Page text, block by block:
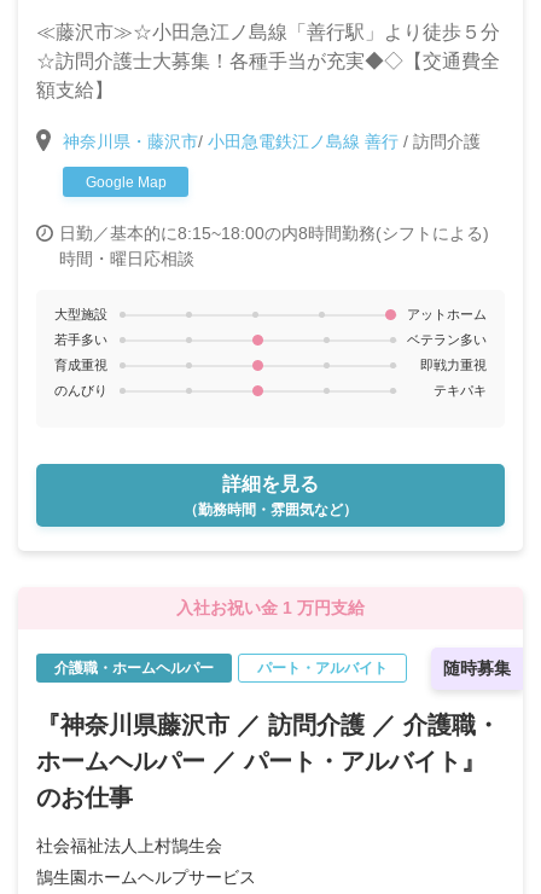
時 8時~9時は100円/時 18時~22時は200円 土
日祝日手当 土曜・祝日100円/時 日曜200円/時
※その他、年末年始手当・扶養補助手当も加算さ
れます。
≪藤沢市≫☆小田急江ノ島線「善行駅」より徒歩５分
☆訪問介護士大募集！各種手当が充実◆◇【交通費全
額支給】
神奈川県・藤沢市/ 小田急電鉄江ノ島線 善行 / 訪問介護
Google Map
日勤／基本的に8:15~18:00の内8時間勤務(シフトによる)
時間・曜日応相談
大型施設
アットホーム
若手多い
ベテラン多い
育成重視
即戦力重視
のんびり
テキパキ
詳細を見る
（勤務時間・雰囲気など）
入社お祝い金 1 万円支給
随時募集
介護職・ホームヘルパー パート・アルバイト
『神奈川県藤沢市 ／ 訪問介護 ／ 介護職・
ホームヘルパー ／ パート・アルバイト』
のお仕事
社会福祉法人上村鵠生会
鵠生園ホームヘルプサービス